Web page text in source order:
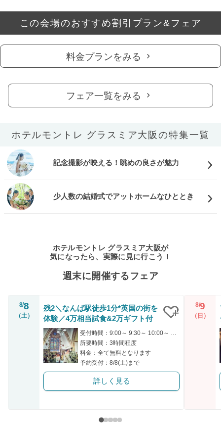
この会場のおすすめ割引プラン&フェア
料金プランをみる
フェア一覧をみる
ホテルモントレ グラスミア大阪の特集一覧
記念撮影が映える！眺めの良さが魅力
少人数の結婚式でアットホームなひととき
ホテルモントレ グラスミア大阪が
気になったら、実際に見に行こう！
週末に開催するフェア
8/8
（土）
残2＼なんば駅徒歩1分*英国の街を
体験／4万相当試食&2万ギフト付
所要時間：3時間程度
料金：全て無料となります
予約受付：8/8(土)まで
詳しく見る
8/9
（日）